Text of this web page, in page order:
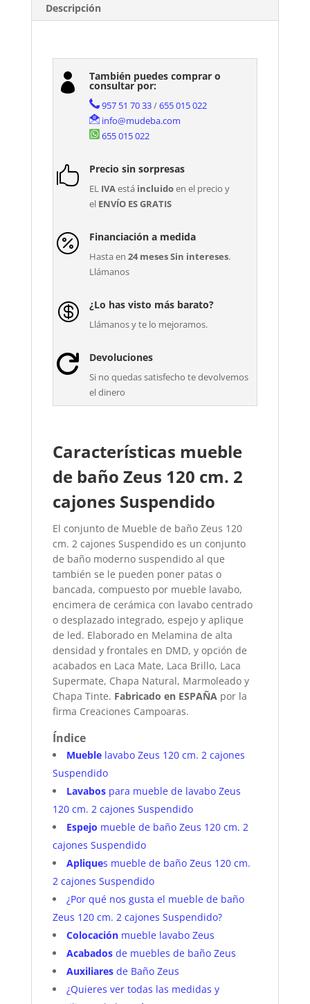
cajones
Supermate
Descripción
 También puedes comprar o
consultar por:
957 51 70 33/655 015 022
info@mudeba.com
655 015 022
 Precio sin sorpresas
EL IVAestá incluidoen el precio y
el ENVÍO ES GRATIS
 Financiación a medida
Hasta en 24 meses Sin intereses.
Llámanos
 ¿Lo has visto más barato?
Llámanos y te lo mejoramos.
 Devoluciones
Si no quedas satisfecho te devolvemos
el dinero
Características mueble
de baño Zeus 120 cm. 2
cajones Suspendido
El conjunto de Mueble de baño Zeus 120
cm. 2 cajones Suspendido es un conjunto
de baño moderno suspendido al que
también se le pueden poner patas o
bancada, compuesto por mueble lavabo,
encimera de cerámica con lavabo centrado
o desplazado integrado, espejo y aplique
de led. Elaborado en Melamina de alta
densidad y frontales en DMD, y opción de
acabados en Laca Mate, Laca Brillo, Laca
Supermate, Chapa Natural, Marmoleado y
Chapa Tinte. Fabricado en ESPAÑA por la
firma Creaciones Campoaras.
Índice
Mueblelavabo Zeus 120 cm. 2 cajones
Suspendido
Lavabospara mueble de lavabo Zeus
120 cm. 2 cajones Suspendido
Espejo mueble de baño Zeus 120 cm. 2
cajones Suspendido
Apliques mueble de baño Zeus 120 cm.
2 cajones Suspendido
¿Por qué nos gusta el mueble de baño
Zeus 120 cm. 2 cajones Suspendido?
Colocaciónmueble lavabo Zeus
Acabadosde muebles de baño Zeus
Auxiliaresde Baño Zeus
¿Quieres ver todas las medidas y